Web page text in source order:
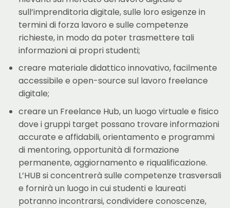
sull’imprenditoria digitale, sulle loro esigenze in
termini di forza lavoro e sulle competenze
richieste, in modo da poter trasmettere tali
informazioni ai propri studenti;
creare materiale didattico innovativo, facilmente
accessibile e open-source sul lavoro freelance
digitale;
creare un Freelance Hub, un luogo virtuale e fisico
dove i gruppi target possano trovare informazioni
accurate e affidabili, orientamento e programmi
di mentoring, opportunità di formazione
permanente, aggiornamento e riqualificazione.
L’HUB si concentrerà sulle competenze trasversali
e fornirà un luogo in cui studenti e laureati
potranno incontrarsi, condividere conoscenze,